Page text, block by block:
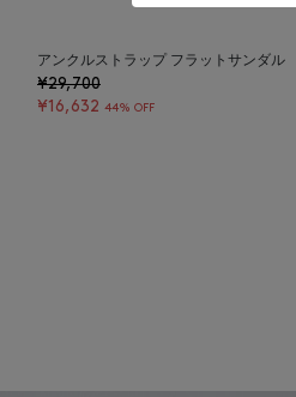
アンクルストラップ フラットサンダル
¥29,700
¥16,632 44% OFF